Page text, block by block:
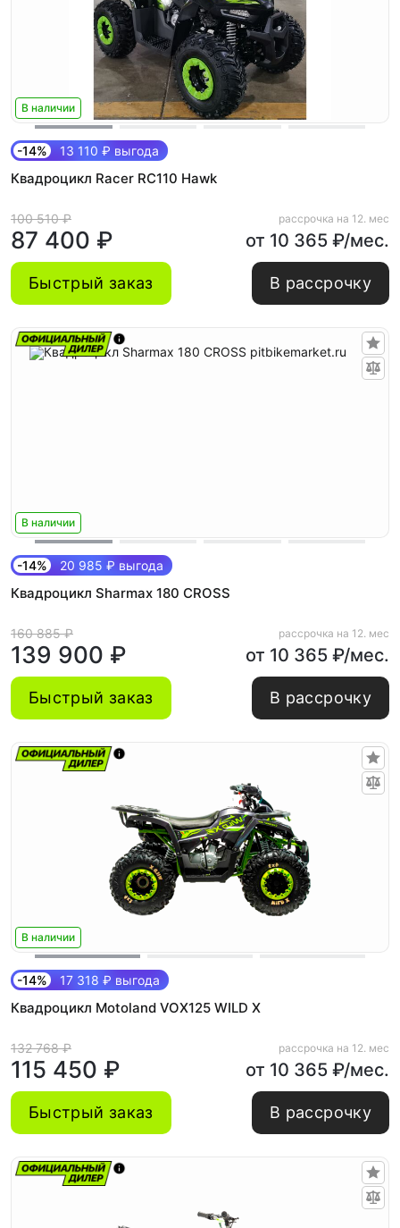
В наличии
-14% 13 110 ₽ выгода
Квадроцикл Racer RC110 Hawk
100 510 ₽
87 400 ₽
рассрочка на 12. мес
от 10 365 ₽/мес.
Быстрый заказ В рассрочку
В наличии
-14% 20 985 ₽ выгода
Квадроцикл Sharmax 180 CROSS
160 885 ₽
139 900 ₽
рассрочка на 12. мес
от 10 365 ₽/мес.
Быстрый заказ В рассрочку
В наличии
-14% 17 318 ₽ выгода
Квадроцикл Motoland VOX125 WILD X
132 768 ₽
115 450 ₽
рассрочка на 12. мес
от 10 365 ₽/мес.
Быстрый заказ В рассрочку